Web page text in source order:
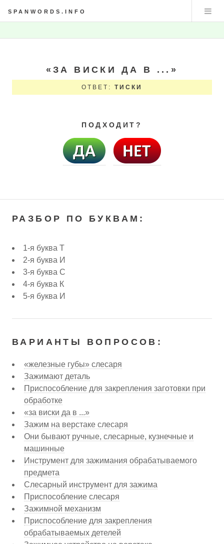
SPANWORDS.INFO
«ЗА ВИСКИ ДА В ...»
ОТВЕТ:ТИСКИ
ПОДХОДИТ?
РАЗБОР ПО БУКВАМ:
1-я буква Т
2-я буква И
3-я буква С
4-я буква К
5-я буква И
ВАРИАНТЫ ВОПРОСОВ:
«железные губы» слесаря
Зажимают деталь
Приспособление для закрепления заготовки при
обработке
«за виски да в ...»
Зажим на верстаке слесаря
Они бывают ручные, слесарные, кузнечные и
машинные
Инструмент для зажимания обрабатываемого
предмета
Слесарный инструмент для зажима
Приспособление слесаря
Зажимной механизм
Приспособление для закрепления
обрабатываемых детелей